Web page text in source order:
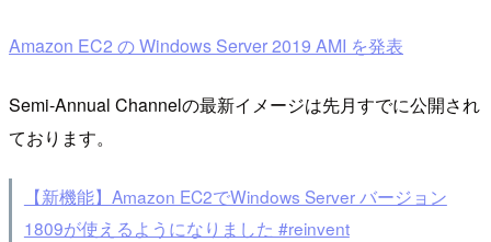
Amazon EC2 の Windows Server 2019 AMI を発表
Semi-Annual Channelの最新イメージは先月すでに公開され
ております。
【新機能】Amazon EC2でWindows Server バージョン
1809が使えるようになりました #reinvent